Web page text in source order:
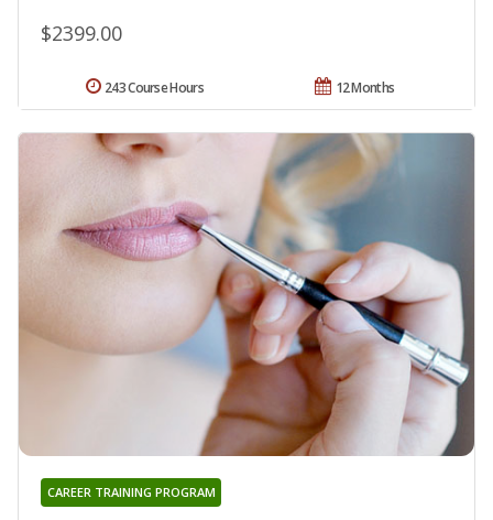
$2399.00
12 Months
243 Course Hours
CAREER TRAINING PROGRAM